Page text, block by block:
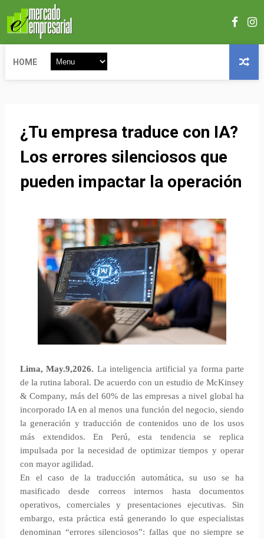
HOME
¿Tu empresa traduce con IA?
Los errores silenciosos que
pueden impactar la operación
Lima, May.9,2026. La inteligencia artificial ya forma parte
de la rutina laboral. De acuerdo con un estudio de McKinsey
& Company, más del 60% de las empresas a nivel global ha
incorporado IA en al menos una función del negocio, siendo
la generación y traducción de contenidos uno de los usos
más extendidos. En Perú, esta tendencia se replica
impulsada por la necesidad de optimizar tiempos y operar
con mayor agilidad.
En el caso de la traducción automática, su uso se ha
masificado desde correos internos hasta documentos
operativos, comerciales y presentaciones ejecutivas. Sin
embargo, esta práctica está generando lo que especialistas
denominan “errores silenciosos”: fallas que no siempre se